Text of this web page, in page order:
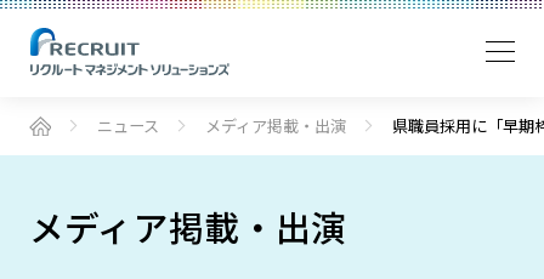
ニュース メディア掲載・出演 県職員採用に「早
メディア掲載・出演